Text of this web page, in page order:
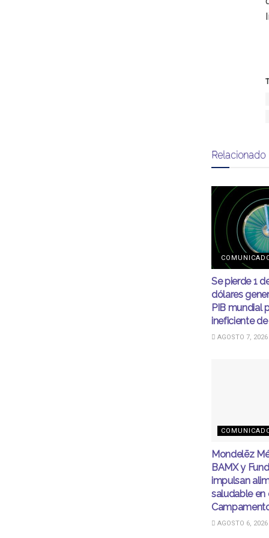
Relacionado
Se pierde 1
dólares
PIB mundial
ineficiente
AGOSTO 7, 2026
Mondelēz
BAMX y
impulsan
saludable en
AGOSTO 6, 2026